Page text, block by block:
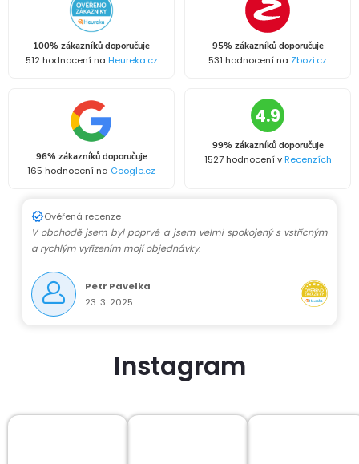
100% zákazníků doporučuje
512 hodnocení na Heureka.cz
95% zákazníků doporučuje
531 hodnocení na Zbozi.cz
96% zákazníků doporučuje
165 hodnocení na Google.cz
4.9
99% zákazníků doporučuje
1527 hodnocení vRecenzích
Ověřená recenze
V obchodě jsem byl poprvé a jsem velmi spokojený s vstřícným
a rychlým vyřízením mojí objednávky.
Petr Pavelka
23. 3. 2025
Instagram